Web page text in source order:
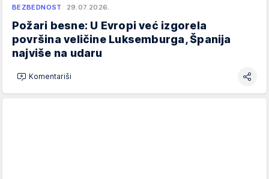
BEZBEDNOST 29.07.2026.
Požari besne: U Evropi već izgorela
površina veličine Luksemburga, Španija
najviše na udaru
Komentariši